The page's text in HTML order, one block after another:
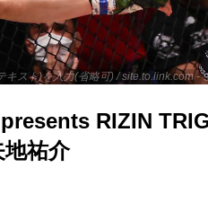
スト)を入力(省略可) / site.to.link.com -
presents RIZIN
祐介